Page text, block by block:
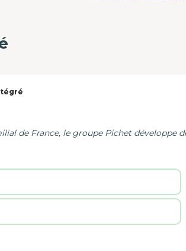
de France, le groupe Pichet développe